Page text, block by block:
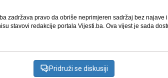
zadržava pravo da obriše neprimjeren sadržaj bez najave
stavovi redakcije portala Vijesti.ba. Ova vijest je sada
Pridruži se diskusiji